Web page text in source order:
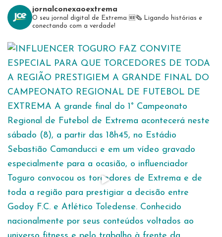
jornalconexaoextrema
O seu jornal digital de Extrema 🆕️🗞 Ligando histórias e
conectando com a verdade!